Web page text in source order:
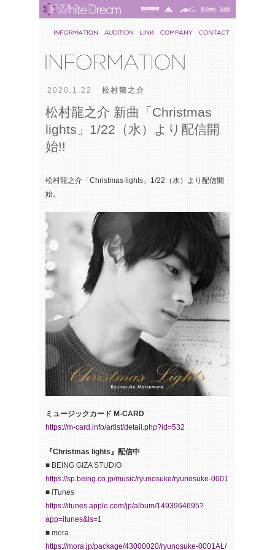
2020.1.22 松村龍之介
松村龍之介 新曲「Christmas
lights」1/22（水）より配信開
始!!
松村龍之介「Christmas lights」1/22（水）より配信開
始。
ミュージックカード M-CARD
https://m-card.info/artist/detail.php?id=532
『Christmas lights』配信中
■ BEING GIZA STUDIO
https://sp.being.co.jp/music/ryunosuke/ryunosuke-0001
■ iTunes
https://itunes.apple.com/jp/album/1493964695?
app=itunes&ls=1
■ mora
https://mora.jp/package/43000020/ryunosuke-0001AL/